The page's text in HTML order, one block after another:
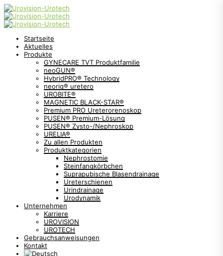
Startseite
Aktuelles
Produkte
GYNECARE TVT Produktfamilie
neoGUN®
HybridPRO® Technology
neorig® uretero
UROBITE®
MAGNETIC BLACK-STAR®
Premium PRO Ureterorenoskop
PUSEN® Premium-Lösung
PUSEN® Zysto-/Nephroskop
URELIA®
Zu allen Produkten
Produktkategorien
Nephrostomie
Steinfangkörbchen
Suprapubische Blasendrainage
Ureterschienen
Urindrainage
Urodynamik
Unternehmen
Karriere
UROVISION
UROTECH
Gebrauchsanweisungen
Kontakt